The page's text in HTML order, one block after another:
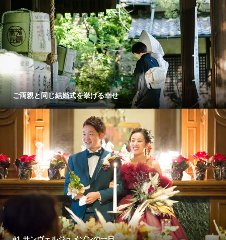
ご両親と同じ結婚式を挙げる幸せ